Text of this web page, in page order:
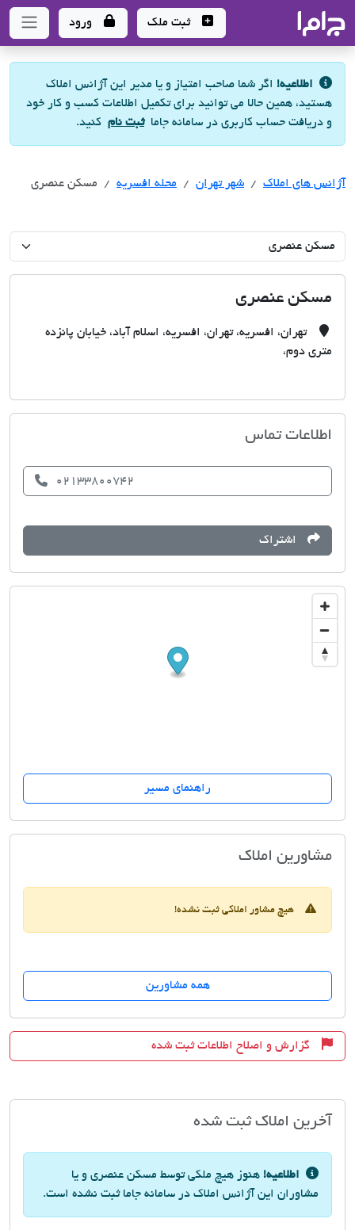
- سامانه جامع املاک و مشاورین املاک
ثبت ملک ورود
اطلاعیه! اگر شما صاحب امتیاز و یا مدیر این آژانس املاک
هستید، همین حالا می توانید برای تکمیل اطلاعات کسب و کار خود
و دریافت حساب کاربری در سامانه جاماثبت نام کنید.
آژانس های املاک آژانس های املاک
شهر تهران آژانس های املاک
محله افسریه مسکن عنصری
مسکن عنصری
تهران، افسریه، تهران، افسریه، اسلام آباد، خیابان پانزده
متری دوم،
اطلاعات تماس
02133800742
اشتراک
راهنمای مسیر
مشاورین املاکمسکن عنصری
هیچ مشاور املاکی ثبت نشده!
همه مشاورین
گزارش و اصلاح اطلاعات ثبت شده
آخرین املاک ثبت شده
اطلاعیه! هنوز هیچ ملکی توسط مسکن عنصری و یا
مشاوران این آژانس املاک در سامانه جاما ثبت نشده است.